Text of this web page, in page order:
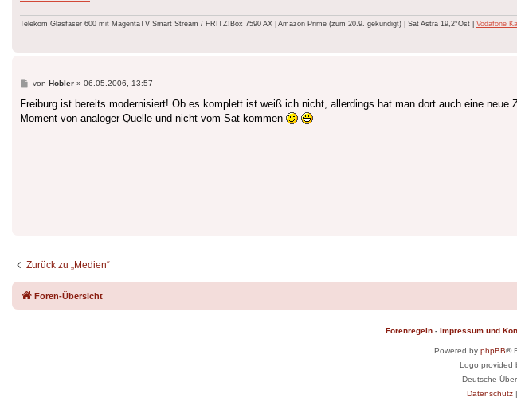
Telekom Glasfaser 600 mit MagentaTV Smart Stream / FRITZ!Box 7590 AX | Amazon Prime (zum 20.9. gekündigt) | Sat Astra 19,2°Ost | Vodafone
Beitrag
von Hobler» 06.05.2006, 13:57
Freiburg ist bereits modernisiert! Ob es komplett ist weiß ich nicht, allerdings hat man dort auch eine
Moment von analoger Quelle und nicht vom Sat kommen
Zurück zu „Medien“
Foren-Übersicht
Forenregeln - Impressum und
Powered by phpBB®
Logo provided
Deutsche
Datenschutz|